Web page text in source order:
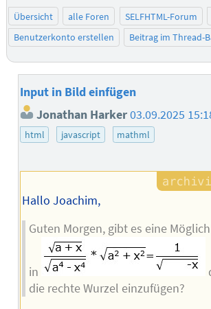
Übersicht alle Foren SELFHTML-Forum
Benutzerkonto erstellen
Beitrag im Thread-
Input in Bild einfügen
Jonathan Harker03.09.2025
html javascript mathml
Hallo Joachim,
Guten Morgen, gibt es eine
in
die rechte Wurzel einzufügen?